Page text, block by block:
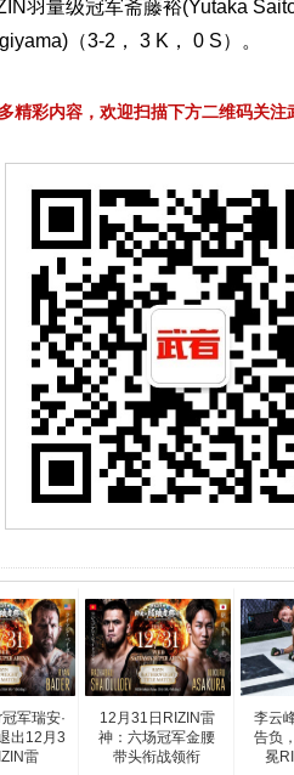
羽量级冠军斋藤裕(Yutaka
（3-2， 3 K， 0 S）。
精彩内容，欢迎扫描下方二维码关注
军瑞安·
出12月3
雷
12月31日RIZIN雷
神：六场冠军金腰
带头衔战领衔
李云
告负
冕